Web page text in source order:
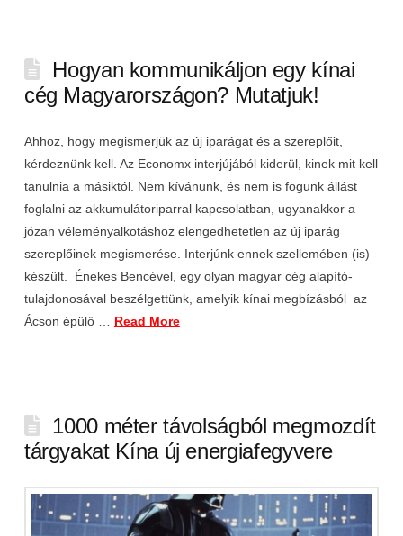
Hogyan kommunikáljon egy kínai
cég Magyarországon? Mutatjuk!
Ahhoz, hogy megismerjük az új iparágat és a szereplőit,
kérdeznünk kell. Az Economx interjújából kiderül, kinek mit kell
tanulnia a másiktól. Nem kívánunk, és nem is fogunk állást
foglalni az akkumulátoriparral kapcsolatban, ugyanakkor a
józan véleményalkotáshoz elengedhetetlen az új iparág
szereplőinek megismerése. Interjúnk ennek szellemében (is)
készült. Énekes Bencével, egy olyan magyar cég alapító-
tulajdonosával beszélgettünk, amelyik kínai megbízásból az
Ácson épülő … Read More
1000 méter távolságból megmozdít
tárgyakat Kína új energiafegyvere